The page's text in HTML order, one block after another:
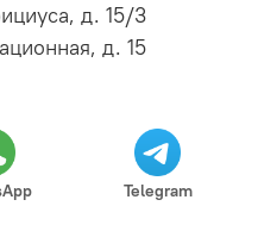
д. 15/3
д. 15
Telegram